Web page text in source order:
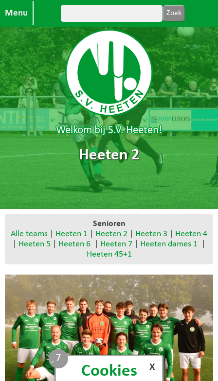
Cookies X
6
Menu
Welkom bij S.V. Heeten!
Heeten 2
Senioren
Alle teams
Heeten 1 Heeten 2 Heeten 3
Heeten 4
Heeten 5 Heeten 6 Heeten 7 Heeten dames 1
Heeten 45+1